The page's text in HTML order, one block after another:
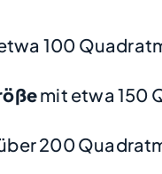
100
mit etwa 150
200